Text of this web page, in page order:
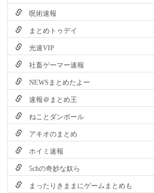
呪術速報
まとめトゥデイ
光速VIP
社畜ゲーマー速報
NEWSまとめたよー
速報＠まとめ王
ねことダンボール
アキオのまとめ
ホイミ速報
5chの奇妙な奴ら
まったりきままにゲームまとめも